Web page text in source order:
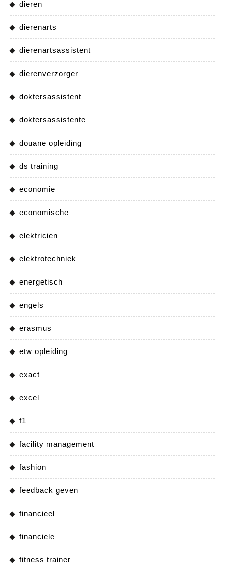
dieren
dierenarts
dierenartsassistent
dierenverzorger
doktersassistent
doktersassistente
douane opleiding
ds training
economie
economische
elektricien
elektrotechniek
energetisch
engels
erasmus
etw opleiding
exact
excel
f1
facility management
fashion
feedback geven
financieel
financiele
fitness trainer